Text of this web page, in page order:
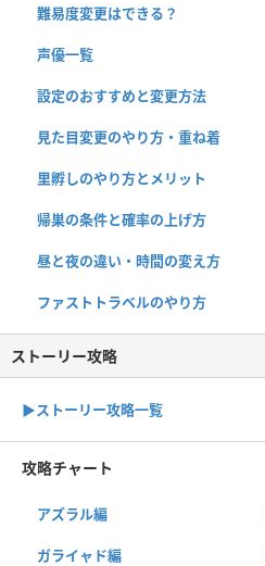
難易度変更はできる？
声優一覧
設定のおすすめと変更方法
見た目変更のやり方・重ね着
里孵しのやり方とメリット
帰巣の条件と確率の上げ方
昼と夜の違い・時間の変え方
ファストトラベルのやり方
ストーリー攻略
▶︎ストーリー攻略一覧
攻略チャート
アズラル編
ガライャド編